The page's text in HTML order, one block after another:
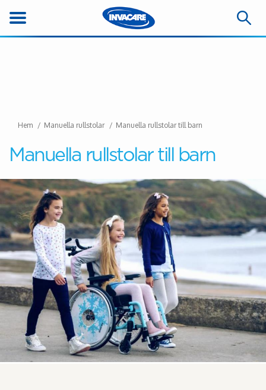
Hem Manuella rullstolar Manuella rullstolar till barn
Manuella rullstolar till barn